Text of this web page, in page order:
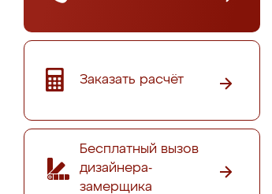
Заказать расчёт
Бесплатный вызов
дизайнера-
замерщика